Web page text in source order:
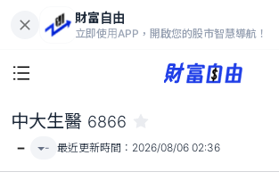
財富自由
立即使用APP，開啟您的股市智慧導航！
-
中大生醫 6866
- - 最近更新時間： 2026/08/06 02:36